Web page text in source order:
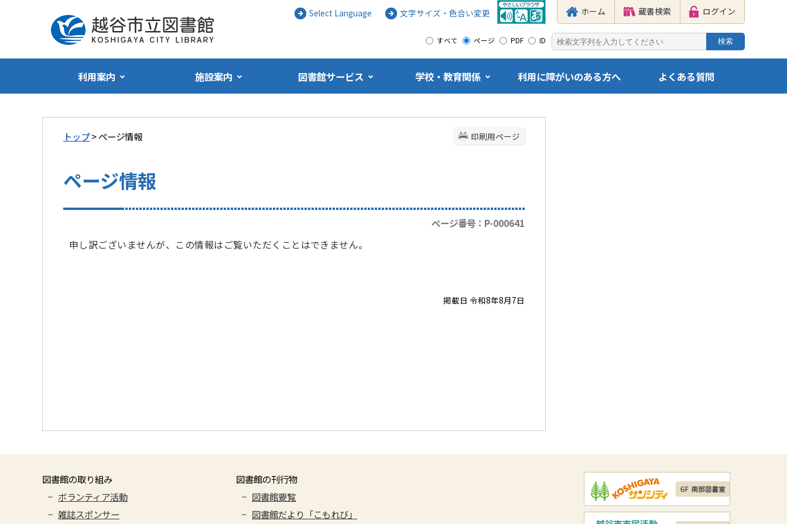
Select Language 文字サイズ・色合い変更 ホーム 蔵書検索 ログイン
すべて ページ PDF ID
利用案内 施設案内 図書館サービス 学校・教育関係 利用に障がいのある方へ よくある質問
印刷用ページ
トップ> ページ情報
ページ情報
ページ番号：P-000641
申し訳ございませんが、この情報はご覧いただくことはできません。
掲載日 令和8年8月7日
図書館の取り組み
ボランティア活動
雑誌スポンサー
図書館の刊行物
図書館要覧
図書館だより「こもれび」